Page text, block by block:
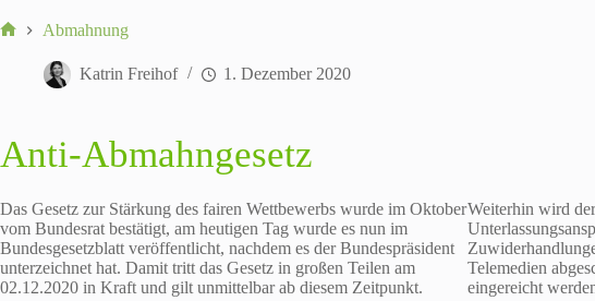
Abmahnung
Katrin Freihof 1. Dezember 2020
Anti-Abmahngesetz
Das Gesetz zur Stärkung des fairen Wettbewerbs wurde im Oktober
vom Bundesrat bestätigt, am heutigen Tag wurde es nun im
Bundesgesetzblatt veröffentlicht, nachdem es der Bundespräsident
unterzeichnet hat. Damit tritt das Gesetz in großen Teilen am
02.12.2020 in Kraft und gilt unmittelbar ab diesem Zeitpunkt.
Weiterhin wird
Telemedien
eingereicht